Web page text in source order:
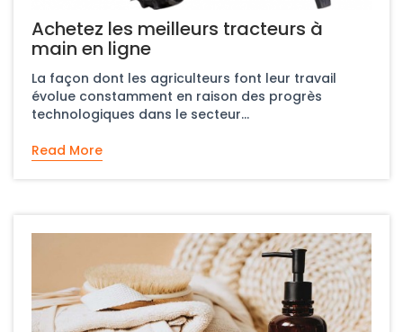
Achetez les meilleurs tracteurs à
main en ligne
La façon dont les agriculteurs font leur travail
évolue constamment en raison des progrès
technologiques dans le secteur...
Read More